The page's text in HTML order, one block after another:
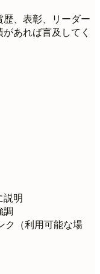
、表彰、リーダー
あれば言及してく
説明
調
ク（利用可能な場